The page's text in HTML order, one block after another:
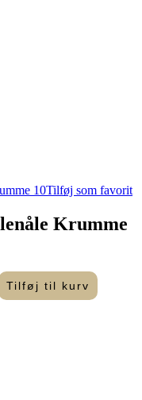
Tilføj som favorit
Krumme
Tilføj til kurv